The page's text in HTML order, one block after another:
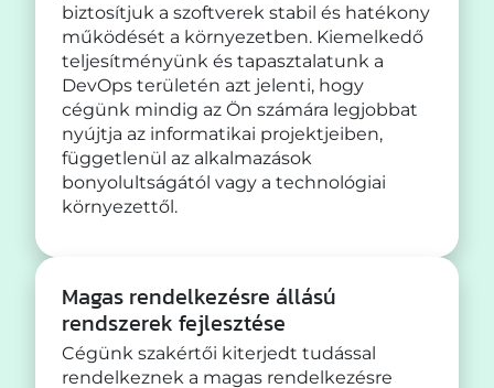
biztosítjuk a szoftverek stabil és hatékony
működését a környezetben. Kiemelkedő
teljesítményünk és tapasztalatunk a
DevOps területén azt jelenti, hogy
cégünk mindig az Ön számára legjobbat
nyújtja az informatikai projektjeiben,
függetlenül az alkalmazások
bonyolultságától vagy a technológiai
környezettől.
Magas rendelkezésre állású
rendszerek fejlesztése
Cégünk szakértői kiterjedt tudással
rendelkeznek a magas rendelkezésre